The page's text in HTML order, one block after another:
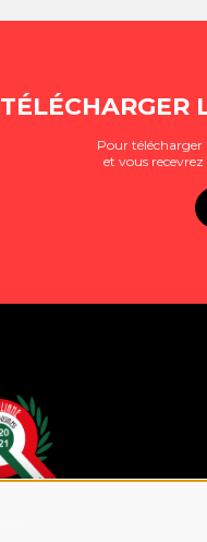
TÉLÉCHARGER
Pour
et vous